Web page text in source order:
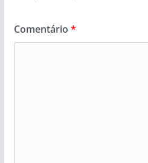
Comentário *